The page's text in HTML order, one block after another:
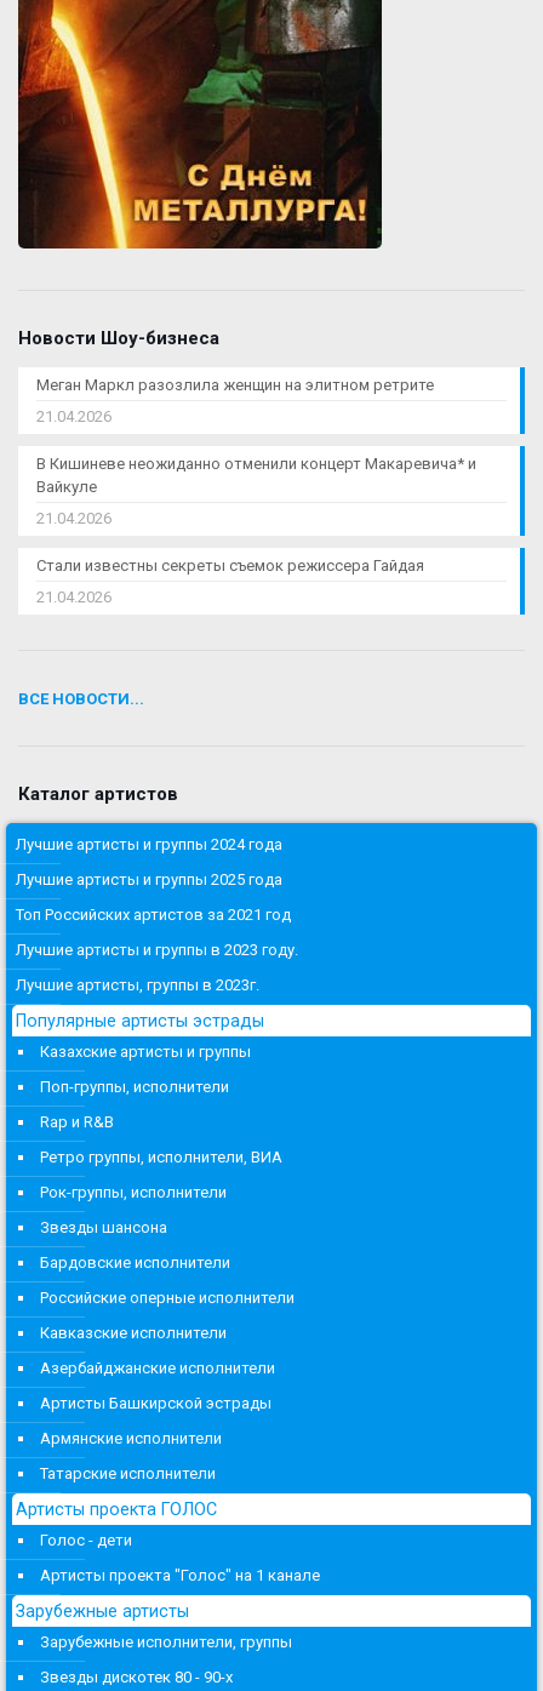
Новости Шоу-бизнеса
Меган Маркл разозлила женщин на элитном ретрите
21.04.2026
В Кишиневе неожиданно отменили концерт Макаревича* и
Вайкуле
21.04.2026
Стали известны секреты съемок режиссера Гайдая
21.04.2026
ВСЕ НОВОСТИ...
Каталог артистов
Лучшие артисты и группы 2024 года
Лучшие артисты и группы 2025 года
Топ Российских артистов за 2021 год
Лучшие артисты и группы в 2023 году.
Лучшие артисты, группы в 2023г.
Популярные артисты эстрады
Казахские артисты и группы
Поп-группы, исполнители
Rap и R&B
Ретро группы, исполнители, ВИА
Рок-группы, исполнители
Звезды шансона
Бардовские исполнители
Российские оперные исполнители
Кавказские исполнители
Азербайджанские исполнители
Артисты Башкирской эстрады
Армянские исполнители
Татарские исполнители
Артисты проекта ГОЛОС
Голос - дети
Артисты проекта "Голос" на 1 канале
Зарубежные артисты
Зарубежные исполнители, группы
Звезды дискотек 80 - 90-х